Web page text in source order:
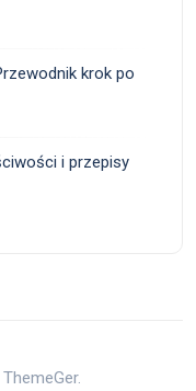
krok po
i przepisy